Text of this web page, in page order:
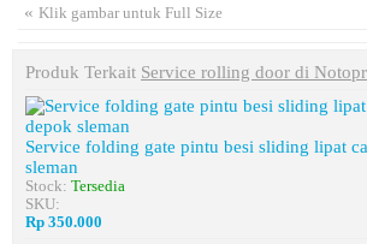
« Klik gambar untuk Full Size
Produk Terkait Service rolling door di
Service folding gate pintu besi sliding lipat
sleman
Stock: Tersedia
SKU:
Rp 350.000